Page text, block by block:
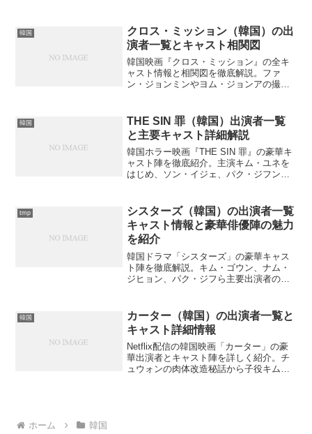
韓国
クロス・ミッション（韓国）の出
演者一覧とキャスト相関図
韓国映画『クロス・ミッション』の全キ
ャスト情報と相関図を徹底解説。ファ
ン・ジョンミンやヨム・ジョンアの撮影
韓国
THE SIN 罪（韓国）出演者一覧
と主要キャスト詳細解説
韓国ホラー映画『THE SIN 罪』の豪華キ
ャスト陣を徹底紹介。主演キム・ユネを
はじめ、ソン・イジェ、パク・ジフン、
報もお届けします。このキャストで繰り
広げられる予測不可能なホラー展開と
は？
tmp
シスターズ（韓国）の出演者一覧
キャスト情報と豪華俳優陣の魅力
を紹介
韓国ドラマ「シスターズ」の豪華キャス
ト陣を徹底解説。キム・ゴウン、ナム・
ジヒョン、パク・ジフら主要出演者の詳
情報がここにある？
韓国
カーター（韓国）の出演者一覧と
キャスト詳細情報
Netflix配信の韓国映画「カーター」の豪
華出演者とキャスト陣を詳しく紹介。チ
ュウォンの肉体改造秘話から子役キム・
ホーム 韓国